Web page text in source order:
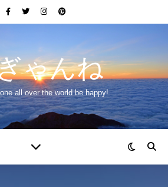
ゃんね
all over the world be happy!